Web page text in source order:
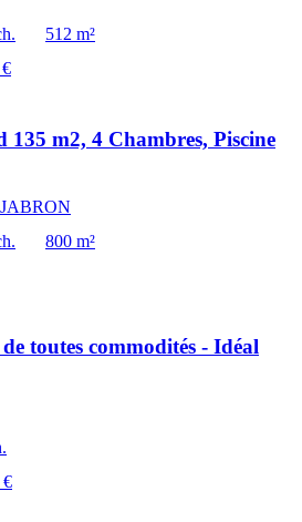
512 m²
135 m2, 4 Chambres, Piscine
800 m²
toutes commodités - Idéal
€